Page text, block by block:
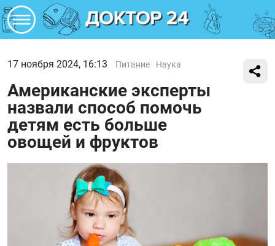
17 ноября 2024, 16:13 Питание Наука
Американские эксперты
назвали способ помочь
детям есть больше
овощей и фруктов